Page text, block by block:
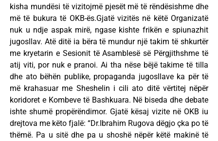
kisha mundësi të vizitojmë pjesët më të rëndësishme dhe
më të bukura të OKB-ës.Gjatë vizitës në këtë Organizatë
nuk u ndje aspak mirë, ngase kishte frikën e spiunazhit
jugosllav. Atë ditë ia bëra të mundur një takim të shkurtër
me kryetarin e Sesionit të Asamblesë së Përgjithshme të
atij viti, por nuk e pranoi. Ai tha nëse bëjë takime të tilla
dhe ato bëhën publike, propaganda jugosllave ka për të
më krahasuar me Sheshelin i cili ato ditë vërtitej nëpër
koridoret e Kombeve të Bashkuara. Në biseda dhe debate
ishte shumë propërëndimor. Gjatë kësaj vizite në OKB iu
drejtova me këto fjalë: “Dr.Ibrahim Rugova dëgjo çka po të
thëmë. Pa u sitë dhe pa u shoshë nëpër këtë makinë të